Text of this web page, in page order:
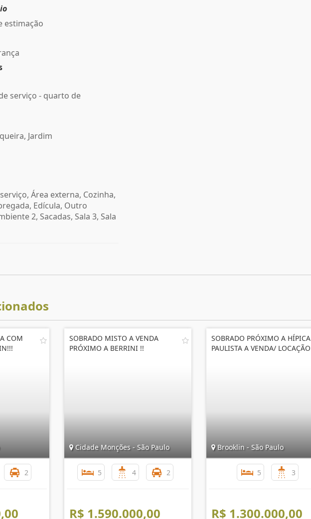
estimação
serviço - quarto de
Jardim
Área externa, Cozinha,
Edícula, Outro
2, Sacadas, Sala 3, Sala
COM
2
SOBRADO MISTO A VENDA
PRÓXIMO A BERRINI !!
Cidade Monções - São Paulo
5 4 2
R$ 1.590.000,00
SOBRADO PRÓXIMO A HÍPICA
PAULISTA A VENDA/ LOCAÇÃO
Brooklin - São Paulo
5 3
R$ 1.300.000,00